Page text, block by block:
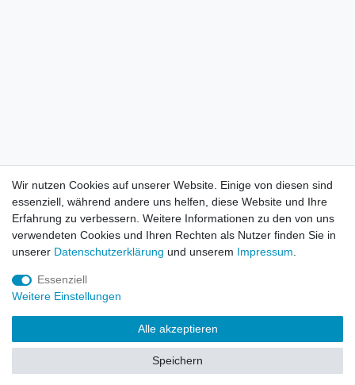
Wir nutzen Cookies auf unserer Website. Einige von diesen sind
essenziell, während andere uns helfen, diese Website und Ihre
Erfahrung zu verbessern. Weitere Informationen zu den von uns
verwendeten Cookies und Ihren Rechten als Nutzer finden Sie in
unserer Daten­schutz­erklärung und unserem Impressum
Essenziell
Weitere Einstellungen
Alle akzeptieren
Speichern